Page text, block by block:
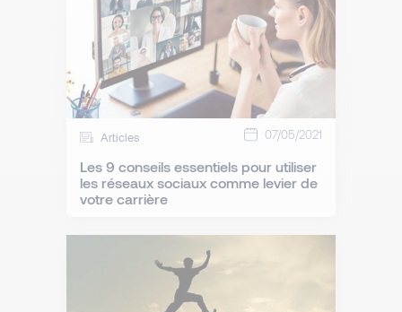
Articles 07/05/2021
Les 9 conseils essentiels pour utiliser
les réseaux sociaux comme levier de
votre carrière